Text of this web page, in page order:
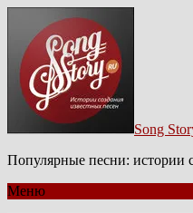
Song
Популярные песни: истории
Меню